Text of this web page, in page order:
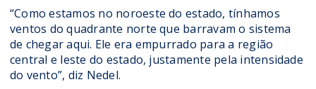
“Como estamos no noroeste do estado, tínhamos
ventos do quadrante norte que barravam o sistema
de chegar aqui. Ele era empurrado para a região
central e leste do estado, justamente pela intensidade
do vento”, diz Nedel.